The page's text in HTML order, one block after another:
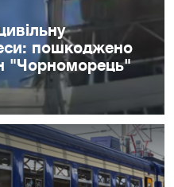
пошкоджено
"Чорноморець"